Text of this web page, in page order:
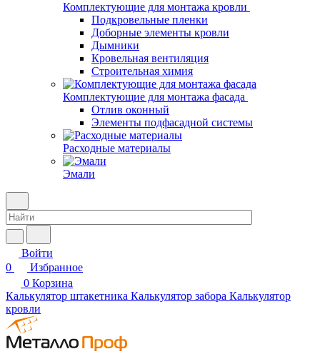
Комплектующие для монтажа кровли
Подкровельные пленки
Доборные элементы кровли
Дымники
Кровельная вентиляция
Строительная химия
Комплектующие для монтажа фасада
Отлив оконный
Элементы подфасадной системы
Расходные материалы
Эмали
Войти
0
Избранное
0 Корзина
Калькулятор штакетника Калькулятор забора Калькулятор
кровли